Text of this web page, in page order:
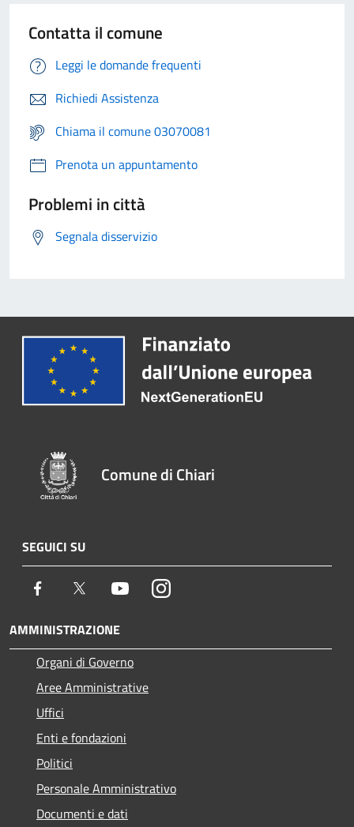
Contatta il comune
Leggi le domande frequenti
Richiedi Assistenza
Chiama il comune 03070081
Prenota un appuntamento
Problemi in città
Segnala disservizio
Comune di Chiari
SEGUICI SU
Facebook Twitter YoutubeInstagram
AMMINISTRAZIONE
Organi di Governo
Aree Amministrative
Uffici
Enti e fondazioni
Politici
Personale Amministrativo
Documenti e dati